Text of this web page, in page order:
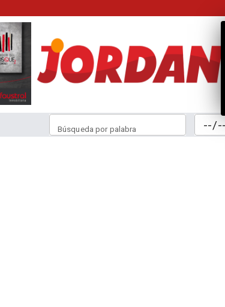
Búsqueda por palabra